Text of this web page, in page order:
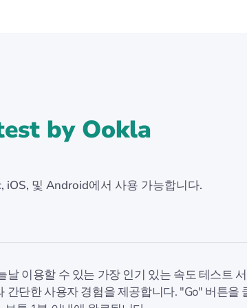
by Ookla
iOS, 및 Android에서 사용 가능합니다.
날 이용할 수 있는 가장 인기 있는 속도 테스트
간단한 사용자 경험을 제공합니다. "Go" 버튼을